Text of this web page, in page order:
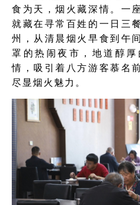
食为天，烟火藏深情。一
就藏在寻常百姓的一日三
州，从清晨烟火早食到午
罩的热闹夜市，地道醇
情，吸引着八方游客慕名
尽显烟火魅力。